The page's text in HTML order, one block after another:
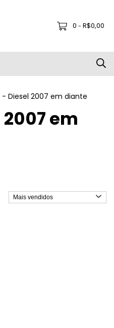
0 - R$0,00
- Diesel 2007 em diante
em